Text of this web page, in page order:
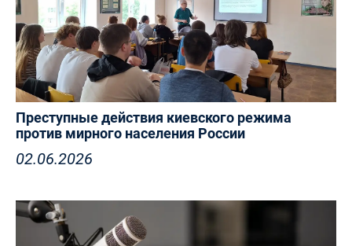
Преступные действия киевского режима
против мирного населения России
02.06.2026